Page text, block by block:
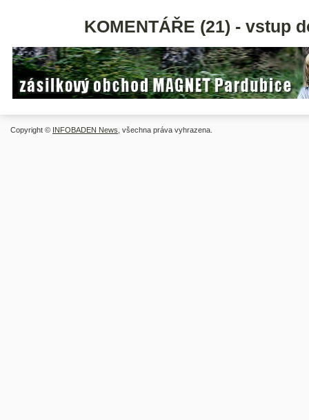
KOMENTÁŘE (21) - vstup
Copyright © INFOBADEN News , všechna práva vyhrazena.